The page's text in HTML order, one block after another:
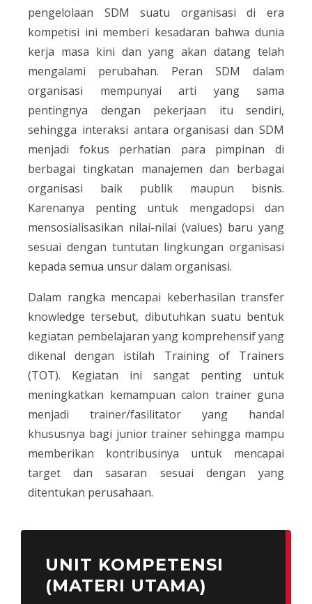
pengelolaan SDM suatu organisasi di era
kompetisi ini memberi kesadaran bahwa dunia
kerja masa kini dan yang akan datang telah
mengalami perubahan. Peran SDM dalam
organisasi mempunyai arti yang sama
pentingnya dengan pekerjaan itu sendiri,
sehingga interaksi antara organisasi dan SDM
menjadi fokus perhatian para pimpinan di
berbagai tingkatan manajemen dan berbagai
organisasi baik publik maupun bisnis.
Karenanya penting untuk mengadopsi dan
mensosialisasikan nilai-nilai (values) baru yang
sesuai dengan tuntutan lingkungan organisasi
kepada semua unsur dalam organisasi.
Dalam rangka mencapai keberhasilan transfer
knowledge tersebut, dibutuhkan suatu bentuk
kegiatan pembelajaran yang komprehensif yang
dikenal dengan istilah Training of Trainers
(TOT). Kegiatan ini sangat penting untuk
meningkatkan kemampuan calon trainer guna
menjadi trainer/fasilitator yang handal
khususnya bagi junior trainer sehingga mampu
memberikan kontribusinya untuk mencapai
target dan sasaran sesuai dengan yang
ditentukan perusahaan.
UNIT KOMPETENSI
(MATERI UTAMA)